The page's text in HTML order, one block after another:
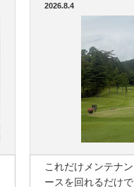
2026.8.4
これだけメンテナ
ースを回れるだけ